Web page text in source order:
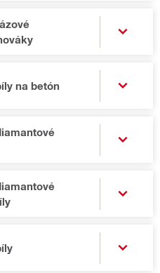
na betón